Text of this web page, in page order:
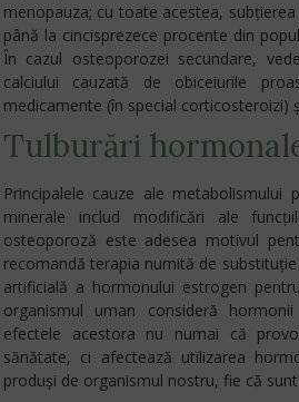
menopauza; cu toate acestea,
până la cincisprezece procente din
În cazul osteoporozei secundare,
calciului cauzată de obiceiurile
medicamente (în special corticosteroizi)
Tulburări
Principalele cauze ale
minerale includ modificări ale
osteoporoză este adesea motivul
recomandă terapia numită de
artificială a hormonului estrogen
organismul uman consideră
efectele acestora nu numai că
sănătate, ci afectează utilizarea
produși de organismul nostru, fie că